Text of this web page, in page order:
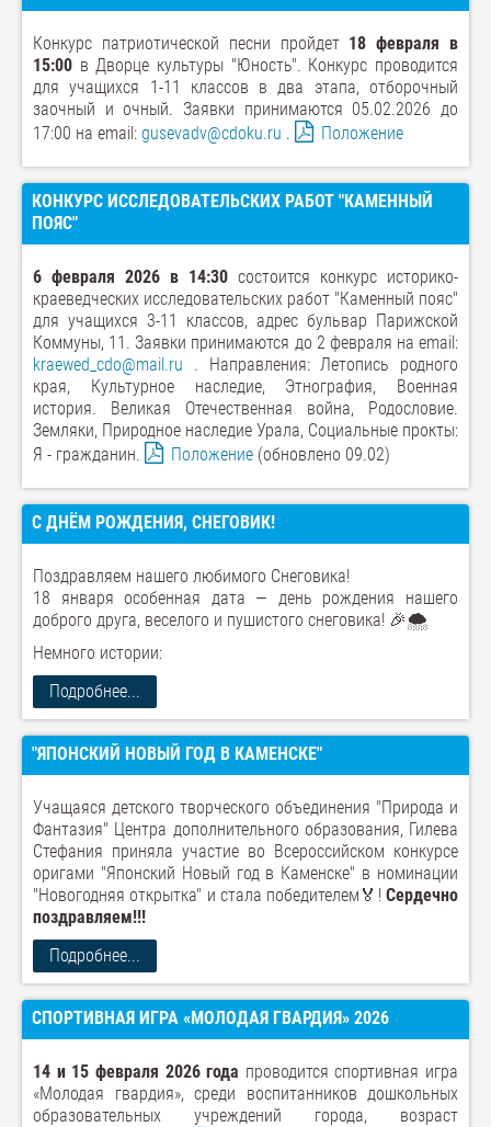
Конкурс патриотической песни пройдет 18 февраля в
15:00 в Дворце культуры "Юность". Конкурс проводится
для учащихся 1-11 классов в два этапа, отборочный
заочный и очный. Заявки принимаются 05.02.2026 до
17:00 на email: gusevadv@cdoku.ru . Положение
КОНКУРС ИССЛЕДОВАТЕЛЬСКИХ РАБОТ "КАМЕННЫЙ
ПОЯС"
6 февраля 2026 в 14:30 состоится конкурс историко-
краеведческих исследовательских работ "Каменный пояс"
для учащихся 3-11 классов, адрес бульвар Парижской
Коммуны, 11. Заявки принимаются до 2 февраля на email:
kraewed_cdo@mail.ru . Направления: Летопись родного
края, Культурное наследие, Этнография, Военная
история. Великая Отечественная война, Родословие.
Земляки, Природное наследие Урала, Социальные прокты:
Я - гражданин.
Положение (обновлено 09.02)
С ДНЁМ РОЖДЕНИЯ, СНЕГОВИК!
Поздравляем нашего любимого Снеговика!
18 января особенная дата — день рождения нашего
доброго друга, веселого и пушистого снеговика! 🎉🌨️
Немного истории:
Подробнее...
"ЯПОНСКИЙ НОВЫЙ ГОД В КАМЕНСКЕ"
Учащаяся детского творческого объединения "Природа и
Фантазия" Центра дополнительного образования, Гилева
Стефания приняла участие во Всероссийском конкурсе
оригами "Японский Новый год в Каменске" в номинации
"Новогодняя открытка" и стала победителем🏅! Сердечно
поздравляем!!!
Подробнее...
СПОРТИВНАЯ ИГРА «МОЛОДАЯ ГВАРДИЯ» 2026
14 и 15 февраля 2026 года проводится спортивная игра
«Молодая гвардия», среди воспитанников дошкольных
образовательных учреждений города, возраст